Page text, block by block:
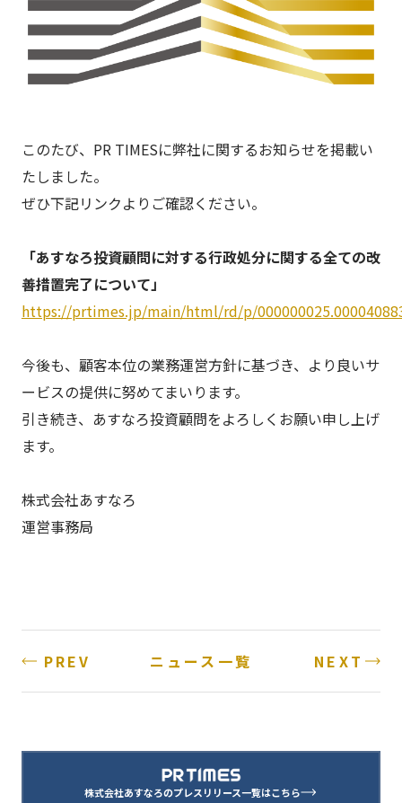
このたび、PR TIMESに弊社に関するお知らせを掲載い
たしました。
ぜひ下記リンクよりご確認ください。
「あすなろ投資顧問に対する行政処分に関する全ての改
善措置完了について」
https://prtimes.jp/main/html/rd/p/
今後も、顧客本位の業務運営方針に基づき、より良いサ
ービスの提供に努めてまいります。
引き続き、あすなろ投資顧問をよろしくお願い申し上げ
ます。
株式会社あすなろ
運営事務局
PREV NEXT
ニュース一覧
株式会社あすなろのプレスリリース一覧はこちら